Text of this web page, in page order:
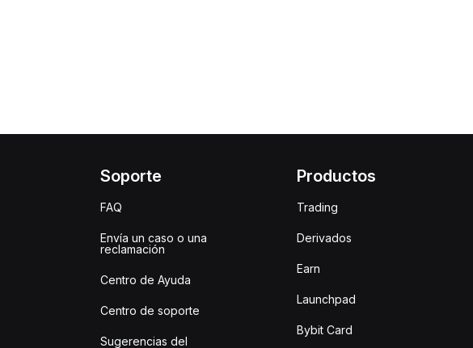
Soporte
FAQ
Envía un caso o una
reclamación
Centro de Ayuda
Centro de soporte
Sugerencias del
Productos
Trading
Derivados
Earn
Launchpad
Bybit Card